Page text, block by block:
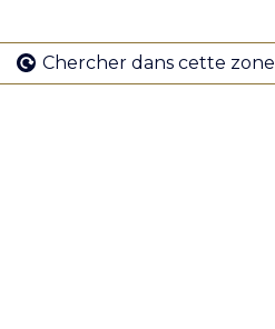
Chercher dans cette zone